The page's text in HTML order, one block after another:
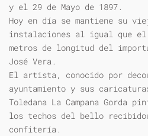
y el 29 de Mayo de 1897.
Hoy en día se mantiene su
instalaciones al igual que
metros de longitud del
José Vera.
El artista, conocido por
ayuntamiento y sus
Toledana La Campana Gorda
los techos del bello
confitería.